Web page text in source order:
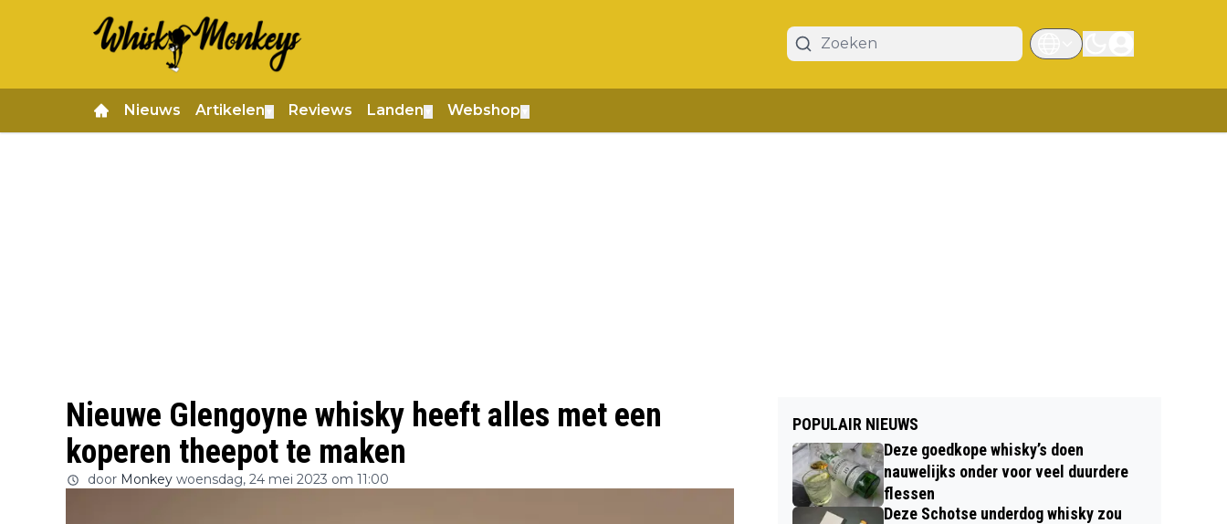
Nieuws Artikelen Reviews Landen Webshop
Nieuwe Glengoyne whisky heeft alles met een
koperen theepot te maken
door Monkey woensdag, 24 mei 2023 om 11:00
POPULAIR NIEUWS
Deze goedkope whisky’s doen
nauwelijks onder voor veel duurdere
flessen
Deze Schotse underdog whisky zou